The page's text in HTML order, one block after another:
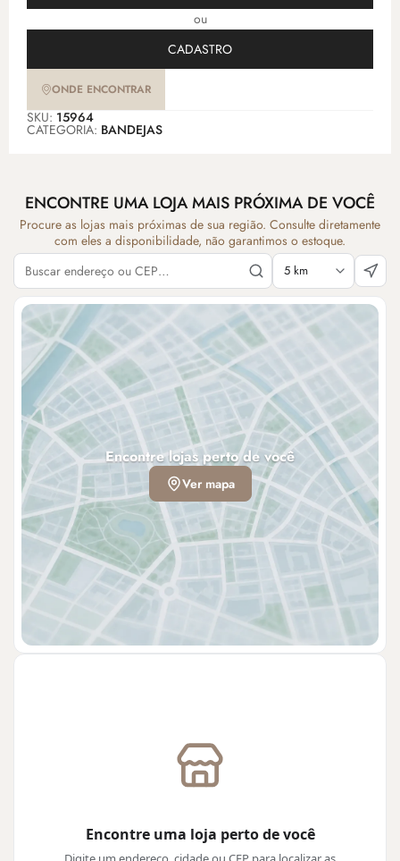
ou
CADASTRO
ONDE ENCONTRAR
SKU: 15964
CATEGORIA: BANDEJAS
ENCONTRE UMA LOJA MAIS PRÓXIMA DE VOCÊ
Procure as lojas mais próximas de sua região. Consulte diretamente
com eles a disponibilidade, não garantimos o estoque.
Encontre uma loja perto de você
Encontre lojas perto de você
Ver mapa